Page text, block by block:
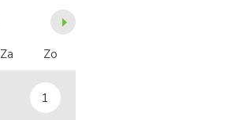
Za Zo
1